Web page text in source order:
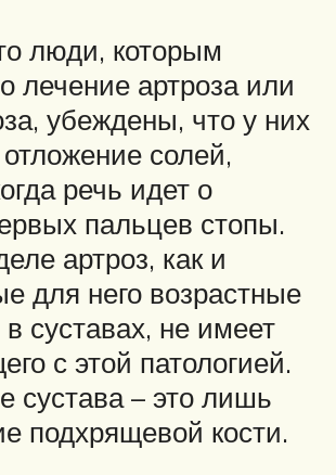
люди, которым
лечение артроза или
убеждены, что у них
солей,
речь идет о
пальцев стопы.
артроз, как и
для него возрастные
суставах, не имеет
с этой патологией.
сустава – это лишь
подхрящевой кости.